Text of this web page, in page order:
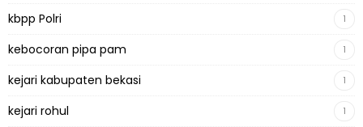
kbpp Polri 1
kebocoran pipa pam 1
kejari kabupaten bekasi 1
kejari rohul 1